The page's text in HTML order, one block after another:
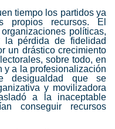
tiempo los partidos ya
propios recursos. El
políticas,
pérdida de fidelidad
un drástico crecimiento
sobre todo, en
y a la profesionalización
desigualdad que se
y movilizadora
a la inaceptable
conseguir recursos